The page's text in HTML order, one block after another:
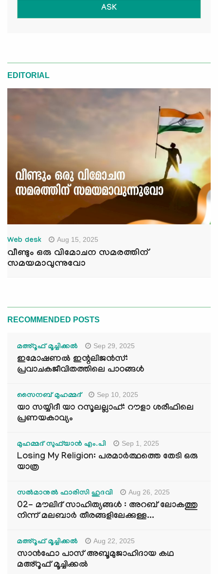
ASK
EDITORIAL
Web desk Aug 15, 2025
വീണ്ടും ഒരു വിമോചന സമരത്തിന്
സമയമാവുന്നുവോ
RECOMMENDED POSTS
മഅ്റൂഫ് മൂച്ചിക്കല്‍ Sep 29, 2025
ഇമോഷണൽ ഇന്റലിജൻസ്:
പ്രവാചകജീവിതത്തിലെ പാഠങ്ങൾ
സൈനബ് മുഹമ്മദ് Sep 10, 2025
യാ സയ്യിദീ യാ റസൂലല്ലാഹ്: റൗളാ ശരീഫിലെ
പ്രണയകാവ്യം
മുഹമ്മദ് സുഫ്‌യാൻ എം.പി Sep 1, 2025
Losing My Religion: പരമാർത്ഥത്തെ തേടി ഒരു
യാത്ര
സൽമാനുൽ ഫാരിസി ഹുദവി Aug 26, 2025
02- മൗലിദ് സാഹിത്യങ്ങൾ : അറബ് ലോകത്തു
നിന്ന് മലബാർ തീരങ്ങളിലേക്കുള്ള...
മഅ്റൂഫ് മൂച്ചിക്കല്‍ Aug 22, 2025
സാൻഫോ പാസ് അബൂമുജാഹിദായ കഥ
മഅ്റൂഫ് മൂച്ചിക്കല്‍